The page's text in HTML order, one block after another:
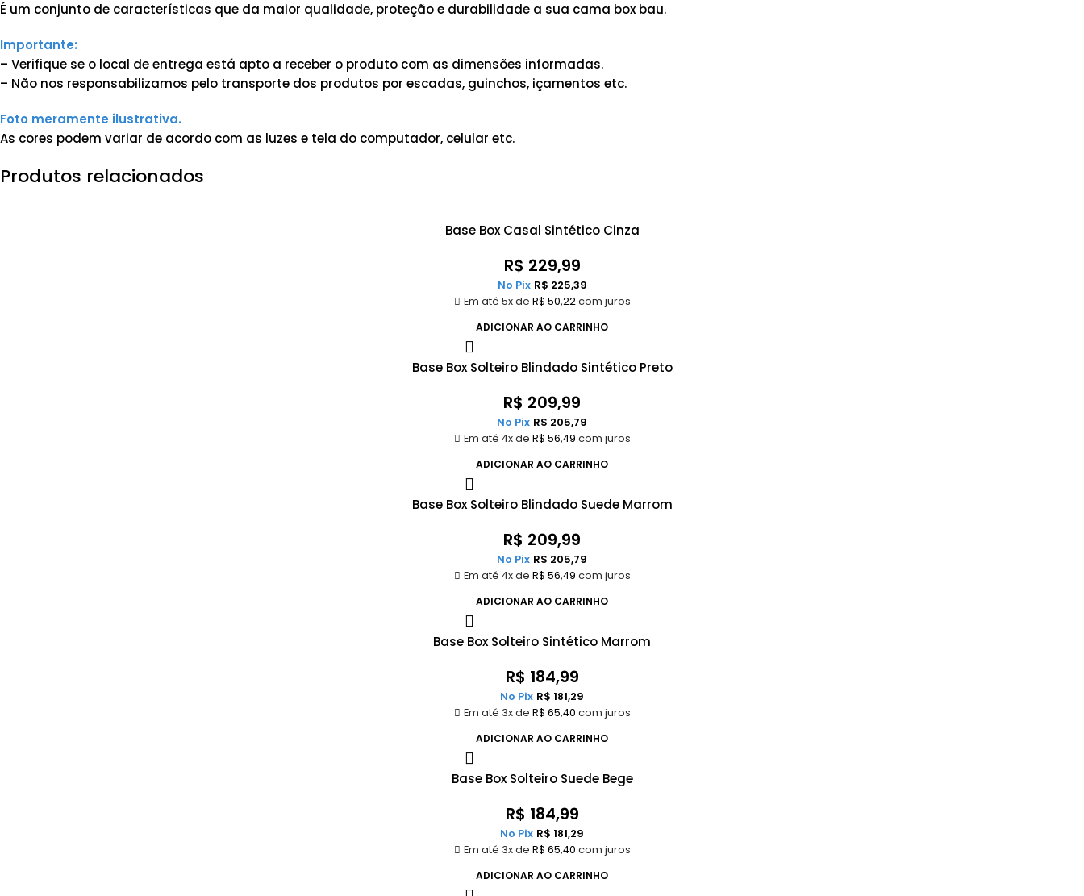
É um conjunto de características que da maior qualidade, proteção e durabilidade a sua cama box bau.
Importante:
– Verifique se o local de entrega está apto a receber o produto com as dimensões informadas.
– Não nos responsabilizamos pelo transporte dos produtos por escadas, guinchos, içamentos etc.
Foto meramente ilustrativa.
As cores podem variar de acordo com as luzes e tela do computador, celular etc.
Produtos relacionados
Base Box Casal Sintético Cinza
R$ 229,99
Em até 5x de R$ 50,22com juros
No Pix R$ 225,39
ADICIONAR AO CARRINHO
Base Box Solteiro Blindado Sintético Preto
R$ 209,99
Em até 4x de R$ 56,49 com juros
No Pix R$ 205,79
ADICIONAR AO CARRINHO
Base Box Solteiro Blindado Suede Marrom
R$ 209,99
Em até 4x de R$ 56,49 com juros
No Pix R$ 205,79
ADICIONAR AO CARRINHO
Base Box Solteiro Sintético Marrom
R$ 184,99
Em até 3x de R$ 65,40 com juros
No Pix R$ 181,29
ADICIONAR AO CARRINHO
Base Box Solteiro Suede Bege
R$ 184,99
Em até 3x de R$ 65,40 com juros
No Pix R$ 181,29
ADICIONAR AO CARRINHO